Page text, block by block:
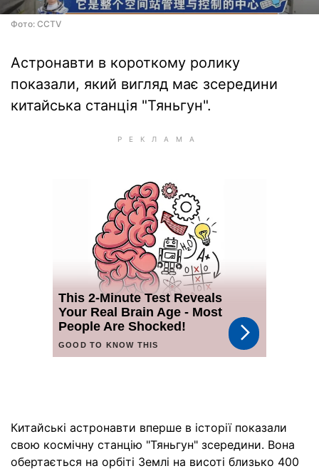
Фото: CCTV
Астронавти в короткому ролику
показали, який вигляд має зсередини
китайська станція "Тяньгун".
Китайські астронавти вперше в історії показали
свою космічну станцію "Тяньгун" зсередини. Вона
обертається на орбіті Землі на висоті близько 400